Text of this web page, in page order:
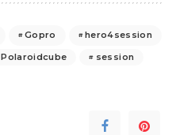
Gopro
hero4session
Polaroidcube
session